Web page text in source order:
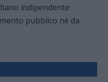
indipendente:
pubblico nè da